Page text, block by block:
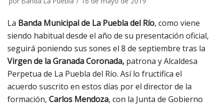
La Banda Municipal de La Puebla del Río, como viene
siendo habitual desde el año de su presentación oficial,
seguirá poniendo sus sones el 8 de septiembre tras la
Virgen de la Granada Coronada, patrona y Alcaldesa
Perpetua de La Puebla del Río. Así lo fructifica el
acuerdo suscrito en estos días por el director de la
formación, Carlos Mendoza, con la Junta de Gobierno